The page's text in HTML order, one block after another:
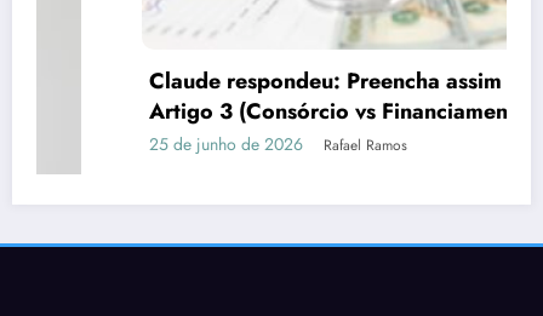
Claude respondeu: Preencha assim para o
Artigo 3 (Consórcio vs Financiamento)
25 de junho de 2026 Rafael Ramos